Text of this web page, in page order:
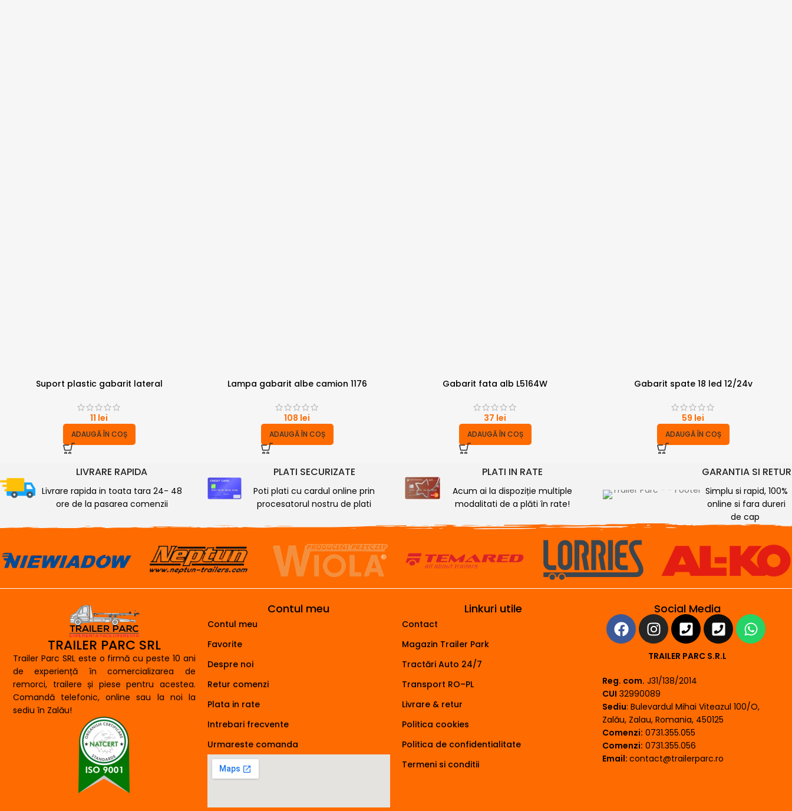
Suport plastic gabarit lateral
11 lei
ADAUGĂ ÎN COȘ
Lampa gabarit albe camion 1176
108 lei
ADAUGĂ ÎN COȘ
Gabarit fata alb L5164W
37 lei
ADAUGĂ ÎN COȘ
Gabarit spate 18 led 12/24v
59 lei
ADAUGĂ ÎN COȘ
LIVRARE RAPIDA
Livrare rapida in toata tara 24- 48
ore de la pasarea comenzii
PLATI SECURIZATE
Poti plati cu cardul online prin
procesatorul nostru de plati
PLATI IN RATE
Acum ai la dispoziție multiple
modalitati de a plăti în rate!
GARANTIA SI RETUR
Simplu si rapid, 100%
online si fara dureri
de cap
TRAILER PARC SRL
Trailer Parc SRL este o firmă cu peste 10 ani
de experiență în comercializarea de
remorci, trailere și piese pentru acestea.
Comandă telefonic, online sau la noi la
sediu în Zalău!
Contul meu
Contul meu
Favorite
Despre noi
Retur comenzi
Plata in rate
Intrebari frecvente
Urmareste comanda
Linkuri utile
Contact
Magazin Trailer Park
Tractări Auto 24/7
Transport RO–PL
Livrare & retur
Politica cookies
Politica de confidentialitate
Termeni si conditii
Social Media
TRAILER PARC S.R.L
Reg. com. J31/138/2014
CUI 32990089
Sediu: Bulevardul Mihai Viteazul 100/O,
Zalău, Zalau, Romania, 450125
Comenzi: 0731.355.055
Comenzi: 0731.355.056
Email: contact@trailerparc.ro